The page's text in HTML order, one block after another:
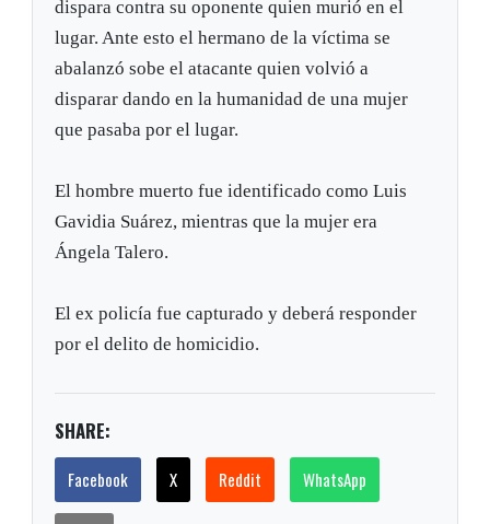
dispara contra su oponente quien murió en el
lugar. Ante esto el hermano de la víctima se
abalanzó sobe el atacante quien volvió a
disparar dando en la humanidad de una mujer
que pasaba por el lugar.
El hombre muerto fue identificado como Luis
Gavidia Suárez, mientras que la mujer era
Ángela Talero.
El ex policía fue capturado y deberá responder
por el delito de homicidio.
SHARE:
Facebook X Reddit WhatsApp